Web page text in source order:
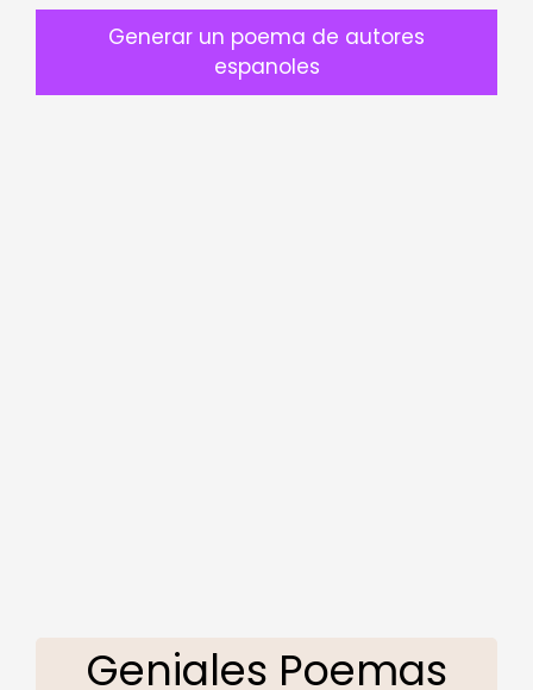
Generar un poema de autores
espanoles
Geniales Poemas